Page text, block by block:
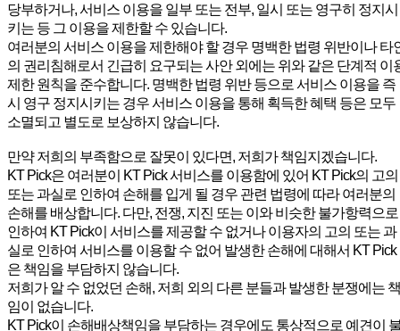
당부하거나, 서비스 이용을 일부 또는 전부, 일시 또는 영구히 정지시
키는 등 그 이용을 제한할 수 있습니다.
여러분의 서비스 이용을 제한해야 할 경우 명백한 법령 위반이나 타
의 권리침해로서 긴급히 요구되는 사안 외에는 위와 같은 단계적 이
제한 원칙을 준수합니다. 명백한 법령 위반 등으로 서비스 이용을 즉
시 영구 정지시키는 경우 서비스 이용을 통해 획득한 혜택 등은 모두
소멸되고 별도로 보상하지 않습니다.
만약 저희의 부족함으로 잘못이 있다면, 저희가 책임지겠습니다.
KT Pick은 여러분이 KT Pick 서비스를 이용함에 있어 KT Pick의 고의
또는 과실로 인하여 손해를 입게 될 경우 관련 법령에 따라 여러분의
손해를 배상합니다. 다만, 전쟁, 지진 또는 이와 비슷한 불가항력으로
인하여 KT Pick이 서비스를 제공할 수 없거나 이용자의 고의 또는 과
실로 인하여 서비스를 이용할 수 없어 발생한 손해에 대해서 KT Pick
은 책임을 부담하지 않습니다.
저희가 알 수 없었던 손해, 저희 외의 다른 분들과 발생한 분쟁에는 책
임이 없습니다.
KT Pick이 손해배상책임을 부담하는 경우에도 통상적으로 예견이